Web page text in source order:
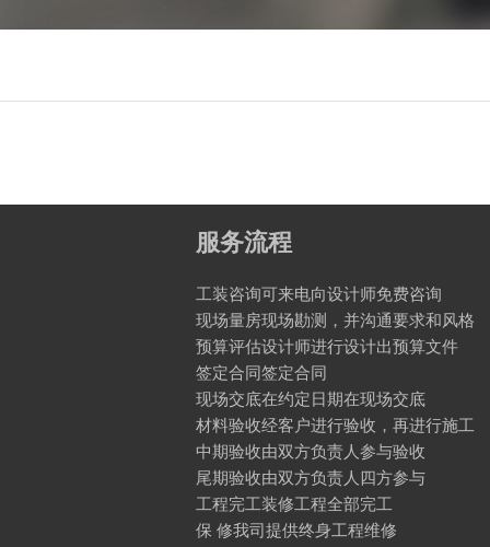
服务流程
工装咨询可来电向设计师免费咨询
现场量房现场勘测，并沟通要求和风格
预算评估设计师进行设计出预算文件
签定合同签定合同
现场交底在约定日期在现场交底
材料验收经客户进行验收，再进行施工
中期验收由双方负责人参与验收
尾期验收由双方负责人四方参与
工程完工装修工程全部完工
保 修我司提供终身工程维修